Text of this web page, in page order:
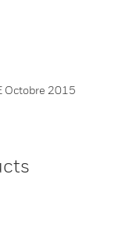
Octobre 2015